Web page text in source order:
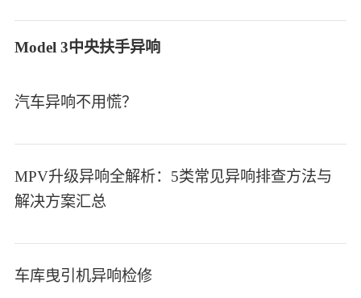
Model 3中央扶手异响
汽车异响不用慌？
MPV升级异响全解析：5类常见异响排查方法与
解决方案汇总
车库曳引机异响检修